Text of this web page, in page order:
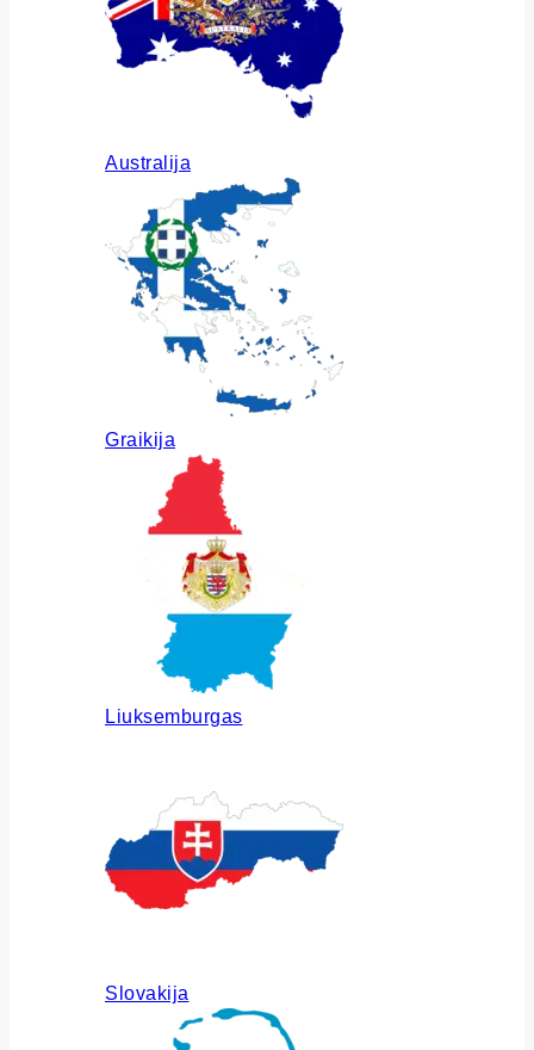
Australija
Graikija
Liuksemburgas
Slovakija